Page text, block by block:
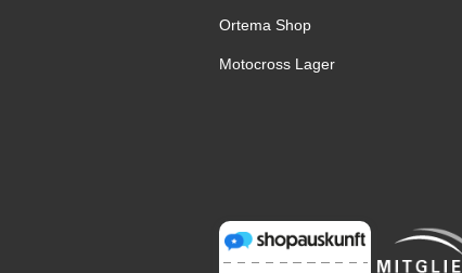
Ortema Shop
Motocross Lager